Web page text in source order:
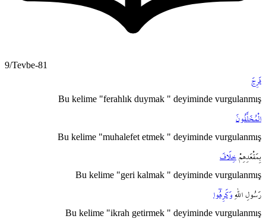
9/Tevbe-81
فَرِحَ
Bu kelime "ferahlık duymak " deyiminde vurgulanmış
الْمُخَلَّفُونَ
Bu kelime "muhalefet etmek " deyiminde vurgulanmış
بِمَقْعَدِهِمْ خِلَافَ
Bu kelime "geri kalmak " deyiminde vurgulanmış
رَسُولِ اللّٰهِ وَكَرِهُٓوا
Bu kelime "ikrah getirmek " deyiminde vurgulanmış